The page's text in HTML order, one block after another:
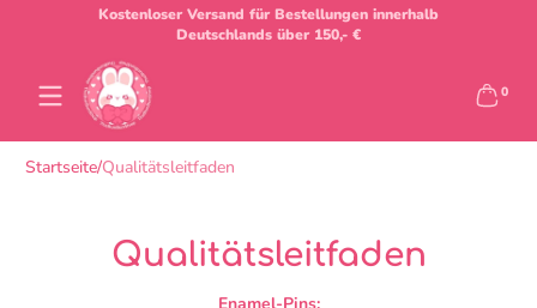
Zum Inhalt springen
Kostenloser Versand für Bestellungen innerhalb
Deutschlands über 150,- €
0
Startseite Qualitätsleitfaden
Qualitätsleitfaden